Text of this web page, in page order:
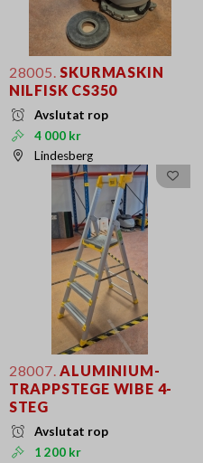
28005. SKURMASKIN
NILFISK CS350
Avslutat rop
4 000 kr
Lindesberg
28007. ALUMINIUM-
TRAPPSTEGE WIBE 4-
STEG
Avslutat rop
1 200 kr